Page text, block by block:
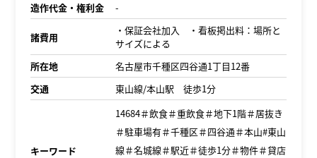
造作代金・権利金
-
諸費用
・保証会社加入 ・看板掲出料：場所と
サイズによる
所在地
名古屋市千種区四谷通1丁目12番
交通
東山線/本山駅 徒歩1分
キーワード
14684＃飲食＃重飲食＃地下1階＃居抜き
＃駐車場有＃千種区＃四谷通＃本山#東山
線＃名城線＃駅近＃徒歩1分＃物件＃貸店